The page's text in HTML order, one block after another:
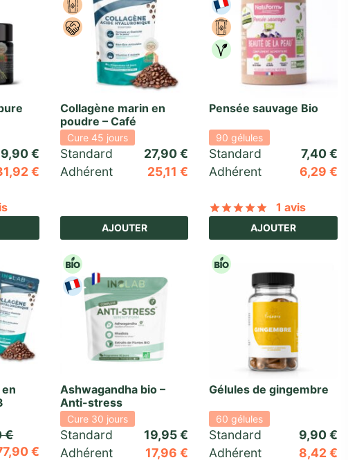
€
€
sur 5 basé sur
Collagène marin en
poudre – Café
Cure 45 jours
Standard 27,90€
Adhérent
25,11€
AJOUTER
Pensée sauvage Bio
90 gélules
Standard 7,40€
Adhérent
6,29 €
Notésur 5
1 avis
AJOUTER
€
€
Ashwagandha bio –
Anti-stress
Cure 30 jours
Standard 19,95€
Adhérent
17,96€
Gélules de gingembre
60 gélules
Standard 9,90€
Adhérent
8,42€